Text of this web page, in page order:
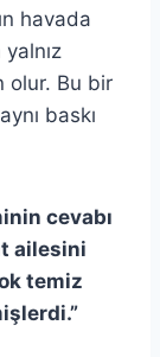
havada
olur. Bu bir
baskı
cevabı
ailesini
temiz